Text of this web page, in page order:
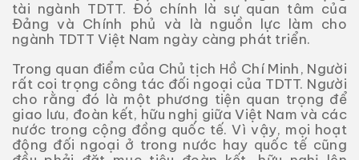
tài ngành TDTT. Đó chính là sự quan tâm của
Đảng và Chính phủ và là nguồn lực làm cho
ngành TDTT Việt Nam ngày càng phát triển.
Trong quan điểm của Chủ tịch Hồ Chí Minh, Người
rất coi trọng công tác đối ngoại của TDTT. Người
cho rằng đó là một phương tiện quan trọng để
giao lưu, đoàn kết, hữu nghị giữa Việt Nam và các
nước trong cộng đồng quốc tế. Vì vậy, mọi hoạt
động đối ngoại ở trong nước hay quốc tế cũng